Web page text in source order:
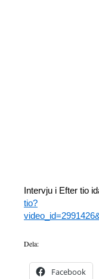
Intervju i Efter tio
tio?
Dela:
Facebook